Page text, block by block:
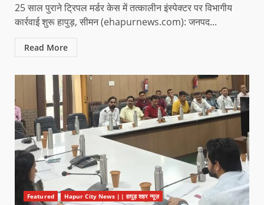
25 साल पुराने ट्रिपल मर्डर केस में तत्कालीन इंस्पेक्टर पर विभागीय
कार्रवाई शुरू हापुड़, सीमन (ehapurnews.com): जनपद...
Read More
Featured Hapur City News || हापुड़ शहर न्यूज़